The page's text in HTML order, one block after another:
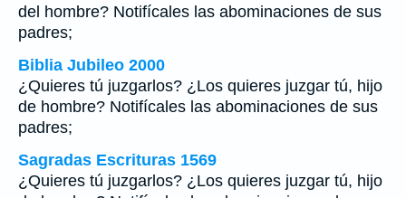
del hombre? Notifícales las abominaciones de sus
padres;
Biblia Jubileo 2000
¿Quieres tú juzgarlos? ¿Los quieres juzgar tú, hijo
de hombre? Notifícales las abominaciones de sus
padres;
Sagradas Escrituras 1569
¿Quieres tú juzgarlos? ¿Los quieres juzgar tú, hijo